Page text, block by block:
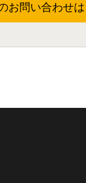
お問い合わせは